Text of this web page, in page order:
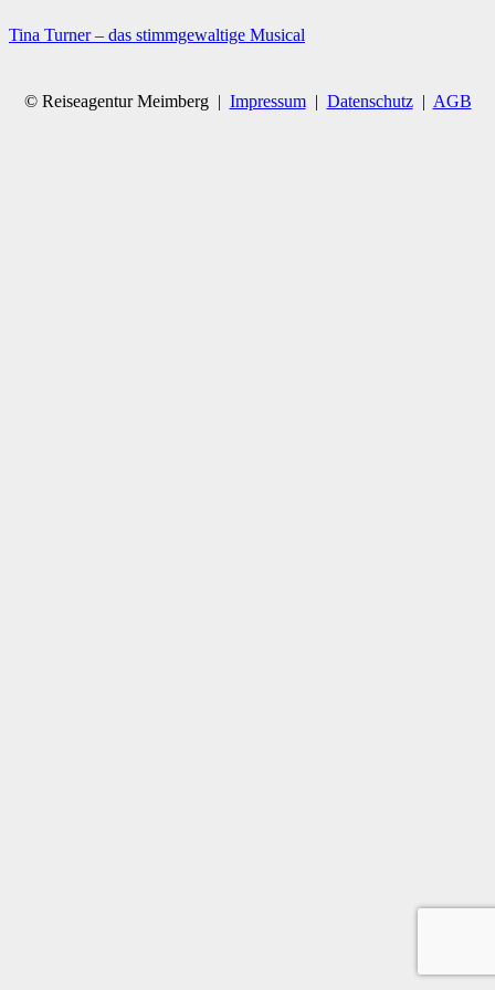
Tina Turner – das stimmgewaltige Musical
© Reiseagentur Meimberg | Impressum| Datenschutz| AGB